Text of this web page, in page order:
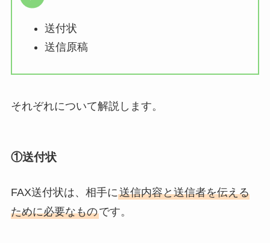
送付状
送信原稿
それぞれについて解説します。
①送付状
FAX送付状は、相手に送信内容と送信者を伝える
ために必要なものです。